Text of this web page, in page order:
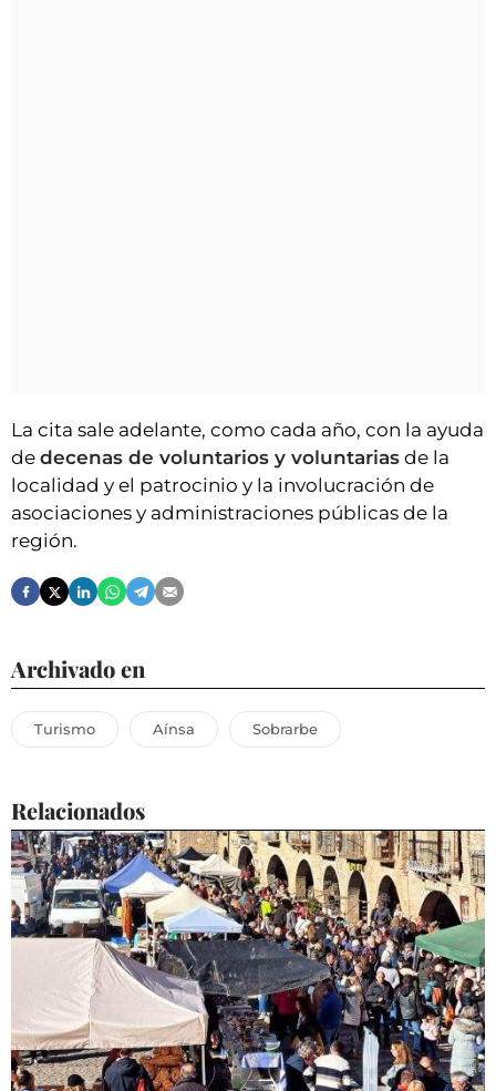
La cita sale adelante, como cada año, con la ayuda
de decenas de voluntarios y voluntarias de la
localidad y el patrocinio y la involucración de
asociaciones y administraciones públicas de la
región.
Archivado en
Turismo Aínsa Sobrarbe
Relacionados